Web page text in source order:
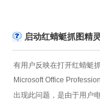
启动红蜻蜓抓图精
有用户反映在打开红蜻蜓
Microsoft Office
出现此问题，是由于用户